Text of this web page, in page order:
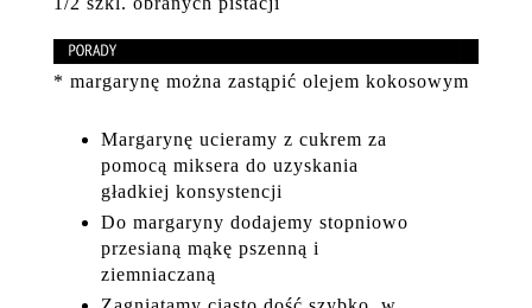
* margarynę można zastąpić olejem kokosowym
Margarynę ucieramy z cukrem za
pomocą miksera do uzyskania
gładkiej konsystencji
Do margaryny dodajemy stopniowo
przesianą mąkę pszenną i
ziemniaczaną